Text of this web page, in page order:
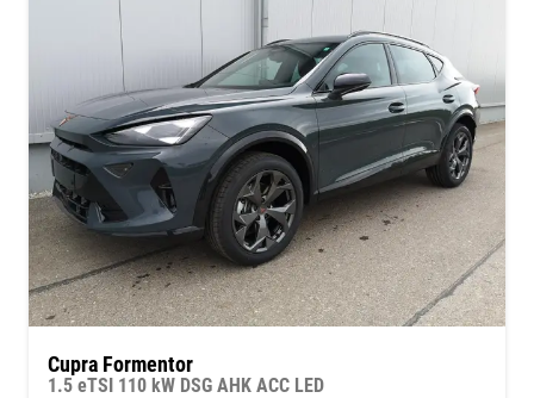
Cupra Formentor
1.5 eTSI 110 kW DSG AHK ACC LED